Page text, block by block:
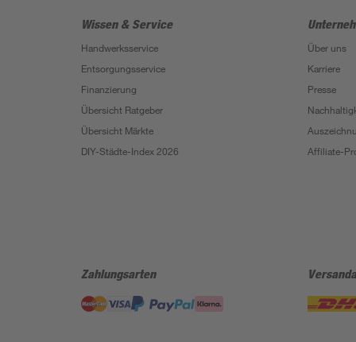
Wissen & Service
Handwerksservice
Entsorgungsservice
Finanzierung
Übersicht Ratgeber
Übersicht Märkte
DIY-Städte-Index 2026
Über uns
Karriere
Presse
Affiliate-
Zahlungsarten